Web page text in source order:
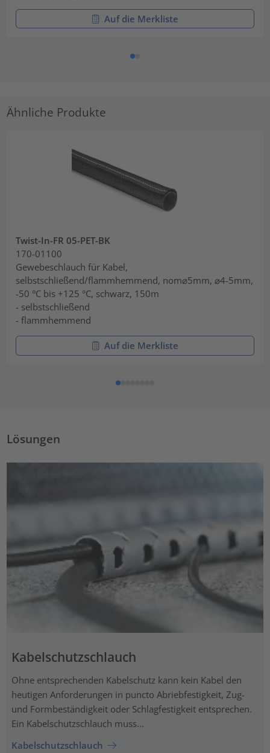
Auf die Merkliste
Ähnliche Produkte
Twist-In-FR 05-PET-BK
170-01100
Gewebeschlauch für Kabel,
selbstschließend/flammhemmend, nom⌀5mm, ⌀4-5mm,
-50 °C bis +125 °C, schwarz, 150m
- selbstschließend
- flammhemmend
Auf die Merkliste
Lösungen
Kabelschutzschlauch
Ohne entsprechenden Kabelschutz kann kein Kabel den
heutigen Anforderungen in puncto Abriebfestigkeit, Zug-
und Formbeständigkeit oder Schlagfestigkeit entsprechen.
Ein Kabelschutzschlauch muss…
Kabelschutzschlauch